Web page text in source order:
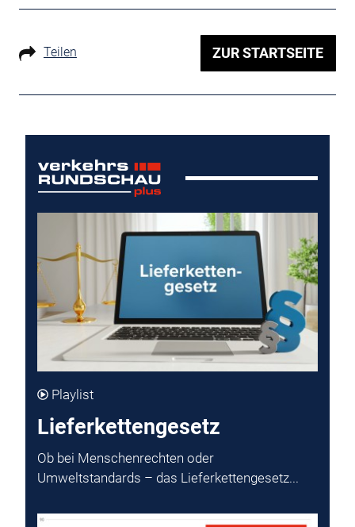
Teilen ZUR STARTSEITE
Playlist
Lieferkettengesetz
Ob bei Menschenrechten oder
Umweltstandards – das Lieferkettengesetz...